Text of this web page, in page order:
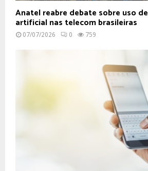
Anatel reabre debate sobre uso
artificial nas telecom brasileiras
07/07/2026 0 759